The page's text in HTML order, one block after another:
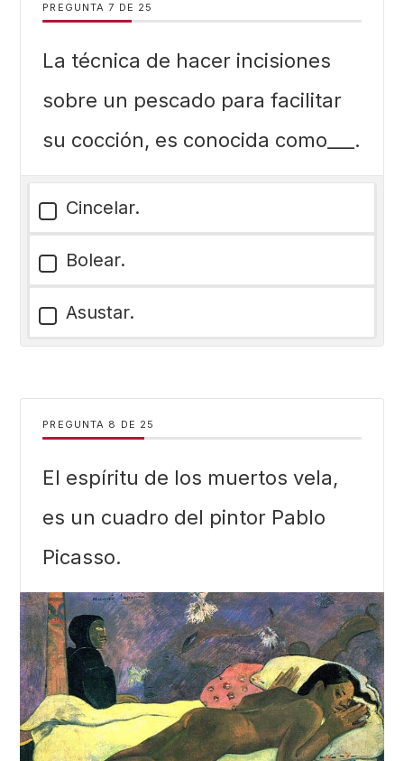
PREGUNTA DE 25
La técnica de hacer incisiones
sobre un pescado para facilitar
su cocción, es conocida como___.
Cincelar.
Bolear.
Asustar.
PREGUNTA DE 25
El espíritu de los muertos vela,
es un cuadro del pintor Pablo
Picasso.